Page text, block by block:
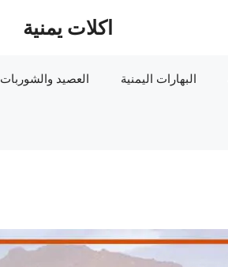
اكلات يمنية
البهارات اليمنية العصيد والشوربات